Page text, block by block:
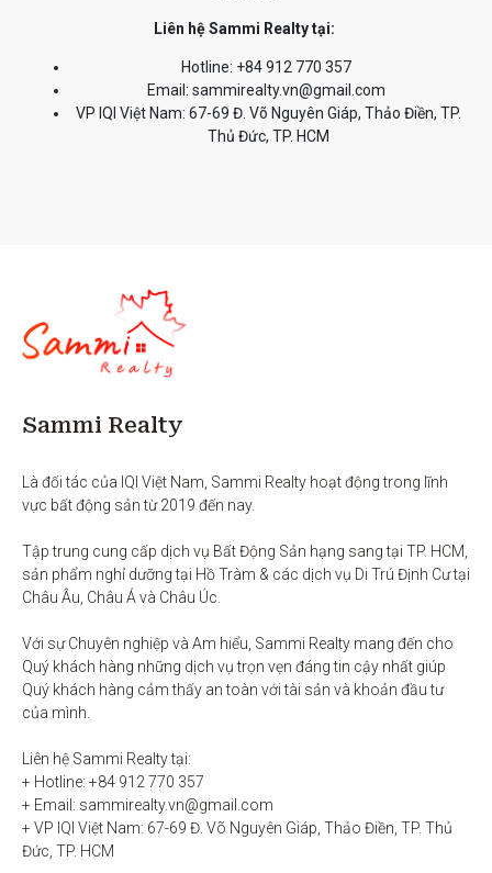
Liên hệ Sammi Realty tại:
Hotline: +84 912 770 357
Email: sammirealty.vn@gmail.com
VP IQI Việt Nam: 67-69 Đ. Võ Nguyên Giáp, Thảo Điền, TP.
Thủ Đức, TP. HCM
Sammi Realty
Là đối tác của IQI Việt Nam, Sammi Realty hoạt động trong lĩnh
vực bất động sản từ 2019 đến nay.
Tập trung cung cấp dịch vụ Bất Động Sản hạng sang tại TP. HCM,
sản phẩm nghỉ dưỡng tại Hồ Tràm & các dịch vụ Di Trú Định Cư tại
Châu Âu, Châu Á và Châu Úc.
Với sự Chuyên nghiệp và Am hiểu, Sammi Realty mang đến cho
Quý khách hàng những dịch vụ trọn vẹn đáng tin cậy nhất giúp
Quý khách hàng cảm thấy an toàn với tài sản và khoản đầu tư
của mình.
Liên hệ Sammi Realty tại:
+ Hotline: +84 912 770 357
+ Email: sammirealty.vn@gmail.com
+ VP IQI Việt Nam: 67-69 Đ. Võ Nguyên Giáp, Thảo Điền, TP. Thủ
Đức, TP. HCM